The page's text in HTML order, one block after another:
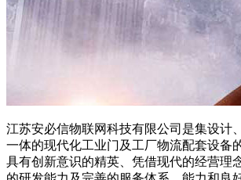
江苏安必信物联网科技有限公司是集设计
一体的现代化工业门及工厂物流配套设备
具有创新意识的精英、凭借现代的经营理